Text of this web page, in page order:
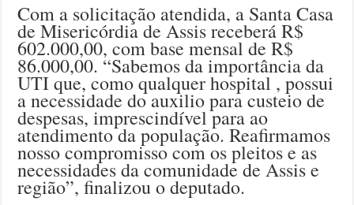
Com a solicitação atendida, a Santa Casa
de Misericórdia de Assis receberá R$
602.000,00, com base mensal de R$
86.000,00. “Sabemos da importância da
UTI que, como qualquer hospital , possui
a necessidade do auxilio para custeio de
despesas, imprescindível para ao
atendimento da população. Reafirmamos
nosso compromisso com os pleitos e as
necessidades da comunidade de Assis e
região”, finalizou o deputado.